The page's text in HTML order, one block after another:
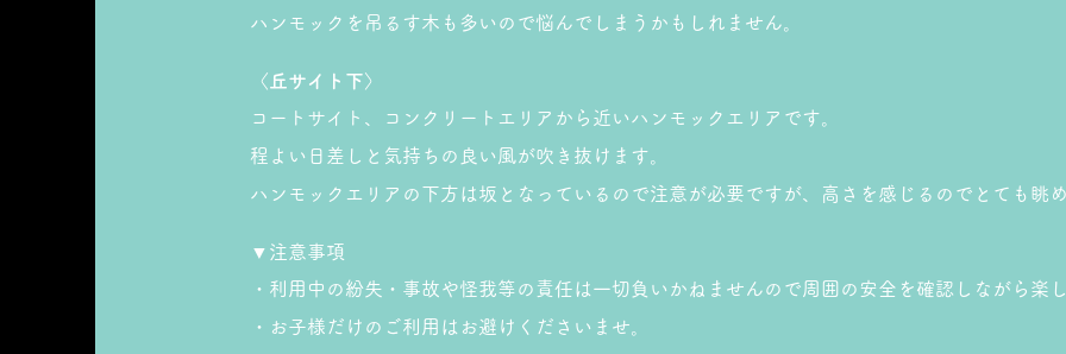
ハンモックを吊るす木も多いので悩んでしまうかもしれません。
〈丘サイト下〉
コートサイト、コンクリートエリアから近いハンモックエリアです。
程よい日差しと気持ちの良い風が吹き抜けます。
ハンモックエリアの下方は坂となっているので注意が必要ですが、高さを感じるのでとても眺
▼注意事項
・利用中の紛失・事故や怪我等の責任は一切負いかねませんので周囲の安全を確認しながら楽
・お子様だけのご利用はお避けくださいませ。